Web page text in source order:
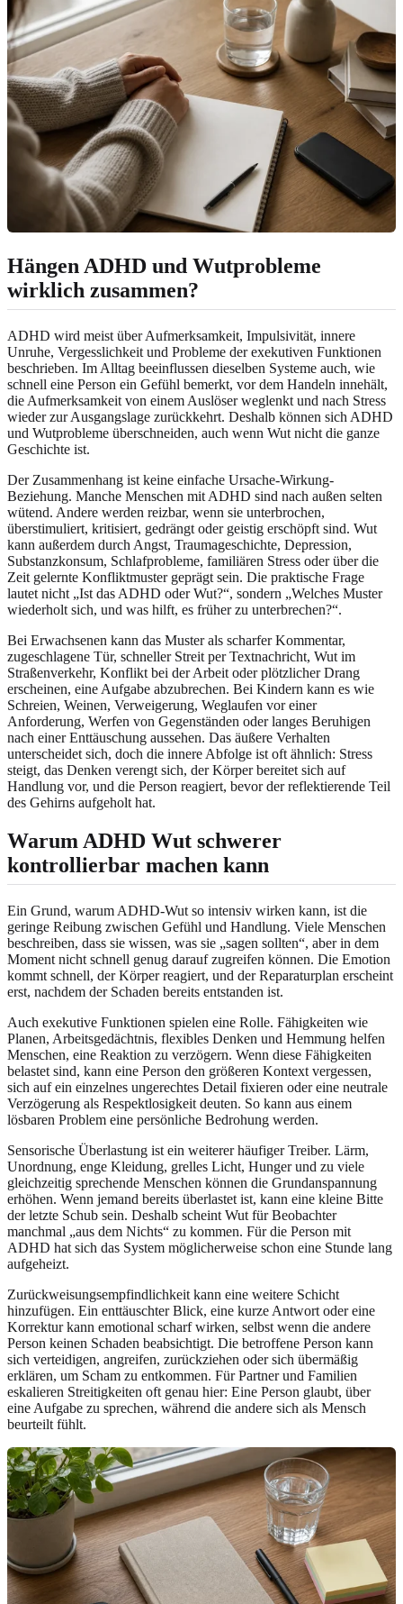
Hängen ADHD und Wutprobleme
wirklich zusammen?
ADHD wird meist über Aufmerksamkeit, Impulsivität, innere
Unruhe, Vergesslichkeit und Probleme der exekutiven Funktionen
beschrieben. Im Alltag beeinflussen dieselben Systeme auch, wie
schnell eine Person ein Gefühl bemerkt, vor dem Handeln innehält,
die Aufmerksamkeit von einem Auslöser weglenkt und nach Stress
wieder zur Ausgangslage zurückkehrt. Deshalb können sich ADHD
und Wutprobleme überschneiden, auch wenn Wut nicht die ganze
Geschichte ist.
Der Zusammenhang ist keine einfache Ursache-Wirkung-
Beziehung. Manche Menschen mit ADHD sind nach außen selten
wütend. Andere werden reizbar, wenn sie unterbrochen,
überstimuliert, kritisiert, gedrängt oder geistig erschöpft sind. Wut
kann außerdem durch Angst, Traumageschichte, Depression,
Substanzkonsum, Schlafprobleme, familiären Stress oder über die
Zeit gelernte Konfliktmuster geprägt sein. Die praktische Frage
lautet nicht „Ist das ADHD oder Wut?“, sondern „Welches Muster
wiederholt sich, und was hilft, es früher zu unterbrechen?“.
Bei Erwachsenen kann das Muster als scharfer Kommentar,
zugeschlagene Tür, schneller Streit per Textnachricht, Wut im
Straßenverkehr, Konflikt bei der Arbeit oder plötzlicher Drang
erscheinen, eine Aufgabe abzubrechen. Bei Kindern kann es wie
Schreien, Weinen, Verweigerung, Weglaufen vor einer
Anforderung, Werfen von Gegenständen oder langes Beruhigen
nach einer Enttäuschung aussehen. Das äußere Verhalten
unterscheidet sich, doch die innere Abfolge ist oft ähnlich: Stress
steigt, das Denken verengt sich, der Körper bereitet sich auf
Handlung vor, und die Person reagiert, bevor der reflektierende Teil
des Gehirns aufgeholt hat.
Warum ADHD Wut schwerer
kontrollierbar machen kann
Ein Grund, warum ADHD-Wut so intensiv wirken kann, ist die
geringe Reibung zwischen Gefühl und Handlung. Viele Menschen
beschreiben, dass sie wissen, was sie „sagen sollten“, aber in dem
Moment nicht schnell genug darauf zugreifen können. Die Emotion
kommt schnell, der Körper reagiert, und der Reparaturplan erscheint
erst, nachdem der Schaden bereits entstanden ist.
Auch exekutive Funktionen spielen eine Rolle. Fähigkeiten wie
Planen, Arbeitsgedächtnis, flexibles Denken und Hemmung helfen
Menschen, eine Reaktion zu verzögern. Wenn diese Fähigkeiten
belastet sind, kann eine Person den größeren Kontext vergessen,
sich auf ein einzelnes ungerechtes Detail fixieren oder eine neutrale
Verzögerung als Respektlosigkeit deuten. So kann aus einem
lösbaren Problem eine persönliche Bedrohung werden.
Sensorische Überlastung ist ein weiterer häufiger Treiber. Lärm,
Unordnung, enge Kleidung, grelles Licht, Hunger und zu viele
gleichzeitig sprechende Menschen können die Grundanspannung
erhöhen. Wenn jemand bereits überlastet ist, kann eine kleine Bitte
der letzte Schub sein. Deshalb scheint Wut für Beobachter
manchmal „aus dem Nichts“ zu kommen. Für die Person mit
ADHD hat sich das System möglicherweise schon eine Stunde lang
aufgeheizt.
Zurückweisungsempfindlichkeit kann eine weitere Schicht
hinzufügen. Ein enttäuschter Blick, eine kurze Antwort oder eine
Korrektur kann emotional scharf wirken, selbst wenn die andere
Person keinen Schaden beabsichtigt. Die betroffene Person kann
sich verteidigen, angreifen, zurückziehen oder sich übermäßig
erklären, um Scham zu entkommen. Für Partner und Familien
eskalieren Streitigkeiten oft genau hier: Eine Person glaubt, über
eine Aufgabe zu sprechen, während die andere sich als Mensch
beurteilt fühlt.